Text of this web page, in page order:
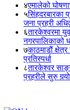
४एमालेको
५सिंहदरबारका
जना प्रहरी
६तारकेश्वरमा
नगरपालिकाको
७काठमाडौं
प्रतिस्पर्धा
८तारकेश्वर
प्रहरीले सुरु